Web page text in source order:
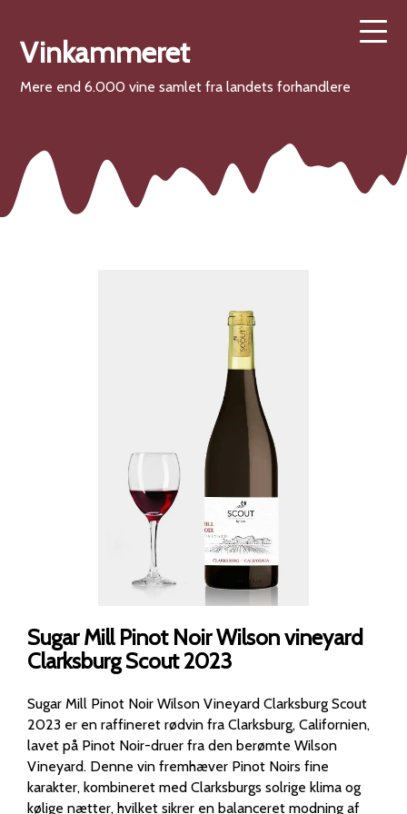
Vinkammeret
Mere end 6.000 vine samlet fra landets forhandlere
Sugar Mill Pinot Noir Wilson vineyard
Clarksburg Scout 2023
Sugar Mill Pinot Noir Wilson Vineyard Clarksburg Scout
2023 er en raffineret rødvin fra Clarksburg, Californien,
lavet på Pinot Noir-druer fra den berømte Wilson
Vineyard. Denne vin fremhæver Pinot Noirs fine
karakter, kombineret med Clarksburgs solrige klima og
kølige nætter, hvilket sikrer en balanceret modning af